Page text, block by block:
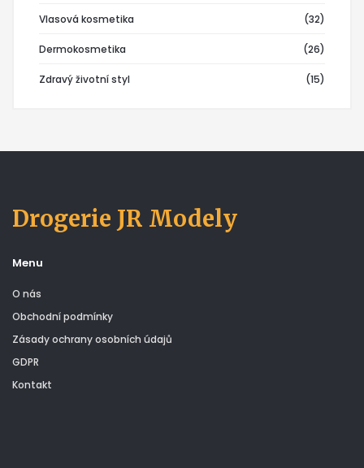
Vlasová kosmetika (32)
Dermokosmetika (26)
Zdravý životní styl (15)
Drogerie JR Modely
Menu
O nás
Obchodní podmínky
Zásady ochrany osobních údajů
GDPR
Kontakt